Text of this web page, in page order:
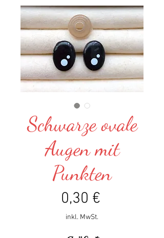
Schwarze ovale
Augen mit
Punkten
0,30 €
inkl. MwSt.